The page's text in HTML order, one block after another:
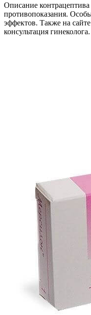
Описание
противопоказания.
эффектов. Также на
консультация гинеколога.